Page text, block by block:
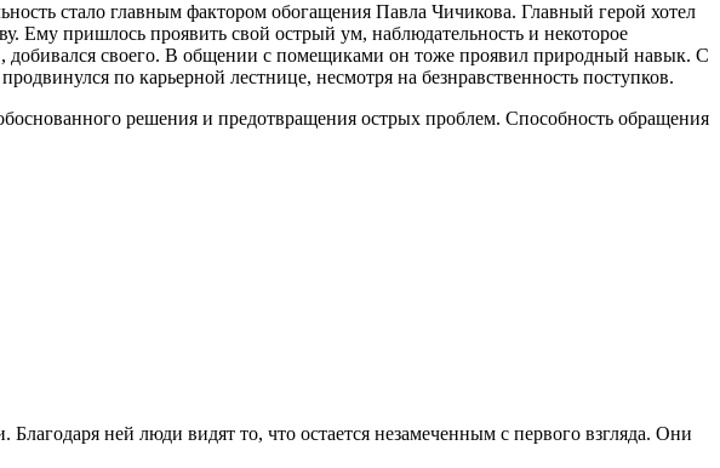
стало главным фактором обогащения Павла Чичикова. Главный герой хотел
Ему пришлось проявить свой острый ум, наблюдательность и некоторое
добивался своего. В общении с помещиками он тоже проявил природный навык. С
по карьерной лестнице, несмотря на безнравственность поступков.
решения и предотвращения острых проблем. Способность обращения
ней люди видят то, что остается незамеченным с первого взгляда. Они